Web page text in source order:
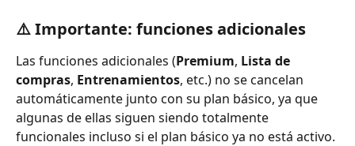
⚠️ Importante: funciones adicionales
Las funciones adicionales (Premium, Lista de
compras, Entrenamientos, etc.) no se cancelan
automáticamente junto con su plan básico, ya que
algunas de ellas siguen siendo totalmente
funcionales incluso si el plan básico ya no está activo.